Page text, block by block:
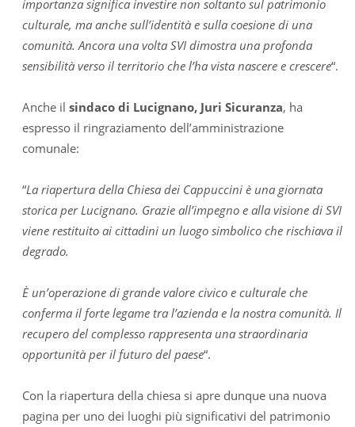
importanza significa investire non soltanto sul patrimonio
culturale, ma anche sull’identità e sulla coesione di una
comunità. Ancora una volta SVI dimostra una profonda
sensibilità verso il territorio che l’ha vista nascere e crescere“.
Anche il sindaco di Lucignano, Juri Sicuranza, ha
espresso il ringraziamento dell’amministrazione
comunale:
“La riapertura della Chiesa dei Cappuccini è una giornata
storica per Lucignano. Grazie all’impegno e alla visione di SVI
viene restituito ai cittadini un luogo simbolico che rischiava il
degrado.
È un’operazione di grande valore civico e culturale che
conferma il forte legame tra l’azienda e la nostra comunità. Il
recupero del complesso rappresenta una straordinaria
opportunità per il futuro del paese“.
Con la riapertura della chiesa si apre dunque una nuova
pagina per uno dei luoghi più significativi del patrimonio